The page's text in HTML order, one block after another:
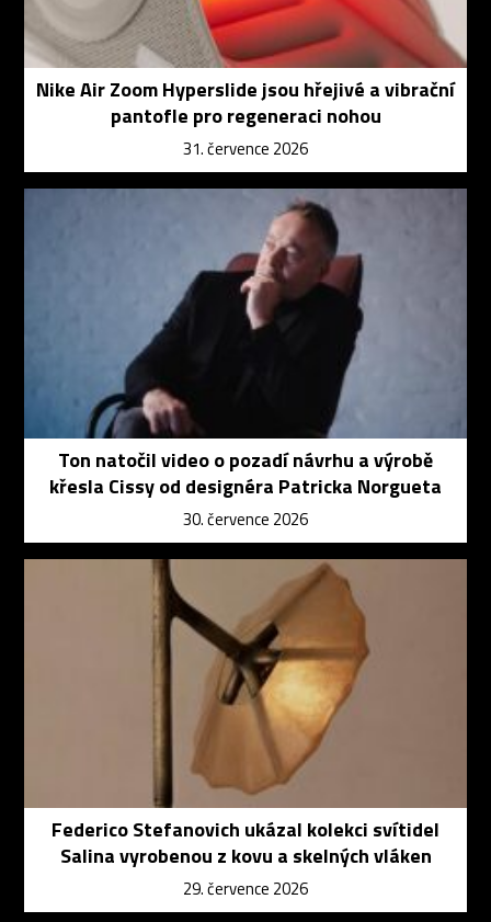
Nike Air Zoom Hyperslide jsou hřejivé a vibrační
pantofle pro regeneraci nohou
31. července 2026
Ton natočil video o pozadí návrhu a výrobě
křesla Cissy od designéra Patricka Norgueta
30. července 2026
Federico Stefanovich ukázal kolekci svítidel
Salina vyrobenou z kovu a skelných vláken
29. července 2026